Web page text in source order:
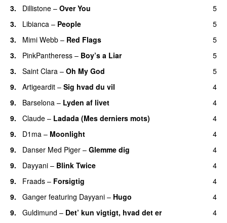
3.
Dillistone – Over You
5
3.
Libianca – People
5
3.
Mimi Webb – Red Flags
5
3.
PinkPantheress – Boy’s a Liar
5
3.
Saint Clara – Oh My God
5
9.
Artigeardit – Sig hvad du vil
4
9.
Barselona – Lyden af livet
4
9.
Claude – Ladada (Mes derniers mots)
4
9.
D1ma – Moonlight
4
9.
Danser Med Piger – Glemme dig
4
9.
Dayyani – Blink Twice
4
9.
Fraads – Forsigtig
4
9.
Ganger featuring Dayyani – Hugo
4
9.
Guldimund – Det’ kun vigtigt, hvad det er
4